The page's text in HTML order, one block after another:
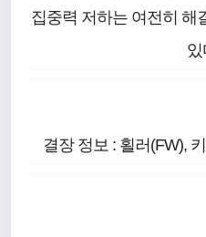
집중력 저하는 여전히 해
있
결장 정보 : 횔러(FW),